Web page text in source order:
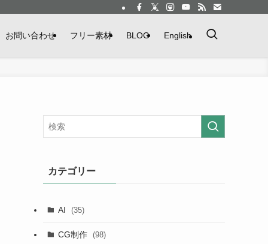
お問い合わせ フリー素材 BLOG English
カテゴリー
AI (35)
CG制作 (98)